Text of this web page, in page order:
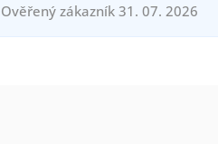
Ověřený zákazník 31. 07. 2026